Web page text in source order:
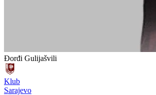
Đorđi Gulijašvili
Klub
Sarajevo